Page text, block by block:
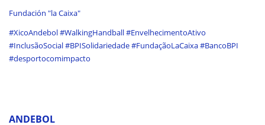
Fundación "la Caixa"
#XicoAndebol#WalkingHandball#EnvelhecimentoAtivo
#InclusãoSocial#BPISolidariedade#FundaçãoLaCaixa#BancoBPI
#desportocomimpacto
ANDEBOL